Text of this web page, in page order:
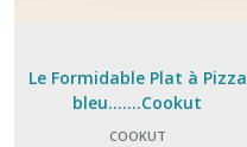
Le Formidable Plat à Pizza
bleu.......Cookut
COOKUT